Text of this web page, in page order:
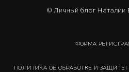
© Личный блог Наталии
ФОРМА
ПОЛИТИКА ОБ ОБРАБОТКЕ И